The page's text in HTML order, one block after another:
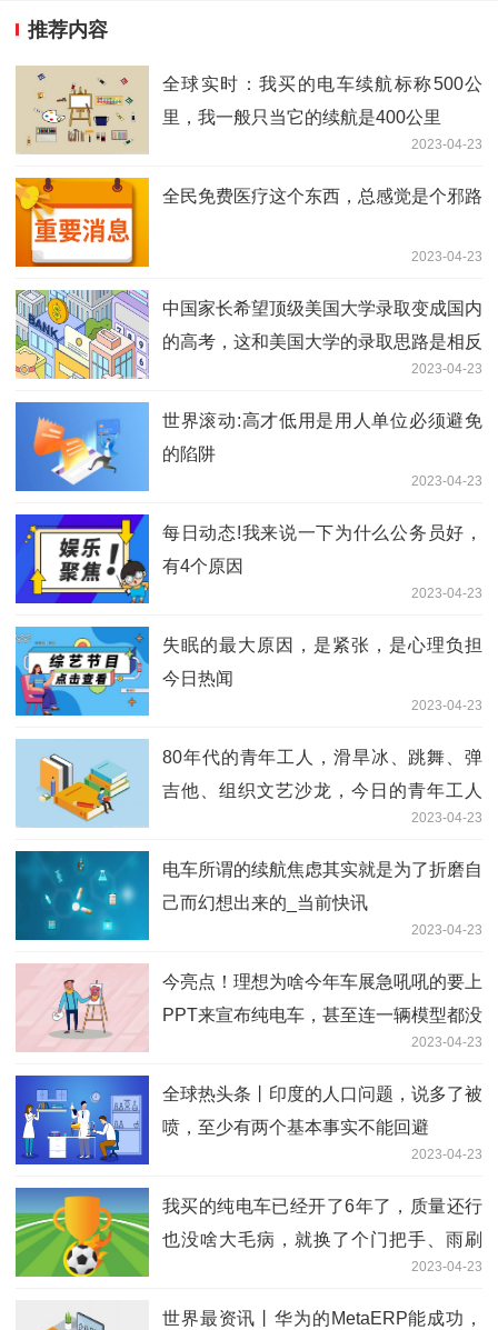
推荐内容
全球实时：我买的电车续航标称500公
里，我一般只当它的续航是400公里
2023-04-23
全民免费医疗这个东西，总感觉是个邪路
2023-04-23
中国家长希望顶级美国大学录取变成国内
的高考，这和美国大学的录取思路是相反
2023-04-23
世界滚动:高才低用是用人单位必须避免
的陷阱
2023-04-23
每日动态!我来说一下为什么公务员好，
有4个原因
2023-04-23
失眠的最大原因，是紧张，是心理负担
今日热闻
2023-04-23
80年代的青年工人，滑旱冰、跳舞、弹
吉他、组织文艺沙龙，今日的青年工人
2023-04-23
电车所谓的续航焦虑其实就是为了折磨自
己而幻想出来的_当前快讯
2023-04-23
今亮点！理想为啥今年车展急吼吼的要上
PPT来宣布纯电车，甚至连一辆模型都没
2023-04-23
全球热头条丨印度的人口问题，说多了被
喷，至少有两个基本事实不能回避
2023-04-23
我买的纯电车已经开了6年了，质量还行
也没啥大毛病，就换了个门把手、雨刷
2023-04-23
世界最资讯丨华为的MetaERP能成功，